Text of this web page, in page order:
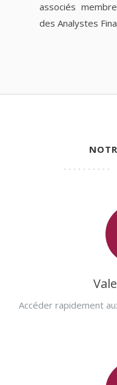
associés
des Analystes
Accéder rapidement